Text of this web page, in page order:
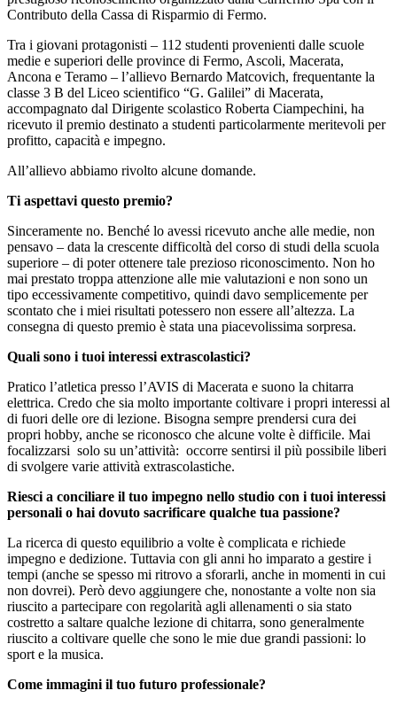
Contributo della Cassa di Risparmio di Fermo.
Tra i giovani protagonisti – 112 studenti provenienti dalle scuole
medie e superiori delle province di Fermo, Ascoli, Macerata,
Ancona e Teramo – l’allievo Bernardo Matcovich, frequentante la
classe 3 B del Liceo scientifico “G. Galilei” di Macerata,
accompagnato dal Dirigente scolastico Roberta Ciampechini, ha
ricevuto il premio destinato a studenti particolarmente meritevoli per
profitto, capacità e impegno.
All’allievo abbiamo rivolto alcune domande.
Ti aspettavi questo premio?
Sinceramente no. Benché lo avessi ricevuto anche alle medie, non
pensavo – data la crescente difficoltà del corso di studi della scuola
superiore – di poter ottenere tale prezioso riconoscimento. Non ho
mai prestato troppa attenzione alle mie valutazioni e non sono un
tipo eccessivamente competitivo, quindi davo semplicemente per
scontato che i miei risultati potessero non essere all’altezza. La
consegna di questo premio è stata una piacevolissima sorpresa.
Quali sono i tuoi interessi extrascolastici?
Pratico l’atletica presso l’AVIS di Macerata e suono la chitarra
elettrica. Credo che sia molto importante coltivare i propri interessi al
di fuori delle ore di lezione. Bisogna sempre prendersi cura dei
propri hobby, anche se riconosco che alcune volte è difficile. Mai
focalizzarsi solo su un’attività: occorre sentirsi il più possibile liberi
di svolgere varie attività extrascolastiche.
Riesci a conciliare il tuo impegno nello studio con i tuoi interessi
personali o hai dovuto sacrificare qualche tua passione?
La ricerca di questo equilibrio a volte è complicata e richiede
impegno e dedizione. Tuttavia con gli anni ho imparato a gestire i
tempi (anche se spesso mi ritrovo a sforarli, anche in momenti in cui
non dovrei). Però devo aggiungere che, nonostante a volte non sia
riuscito a partecipare con regolarità agli allenamenti o sia stato
costretto a saltare qualche lezione di chitarra, sono generalmente
riuscito a coltivare quelle che sono le mie due grandi passioni: lo
sport e la musica.
Come immagini il tuo futuro professionale?